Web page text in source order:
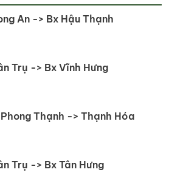
An -> Bx Hậu Thạnh
Trụ -> Bx Vĩnh Hưng
Thạnh -> Thạnh Hóa
Trụ -> Bx Tân Hưng